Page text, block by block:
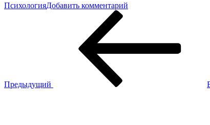
ПсихологияДобавить комментарий
которые
Предыдущий